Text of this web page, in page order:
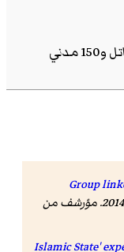
"Group
"Islamic State'